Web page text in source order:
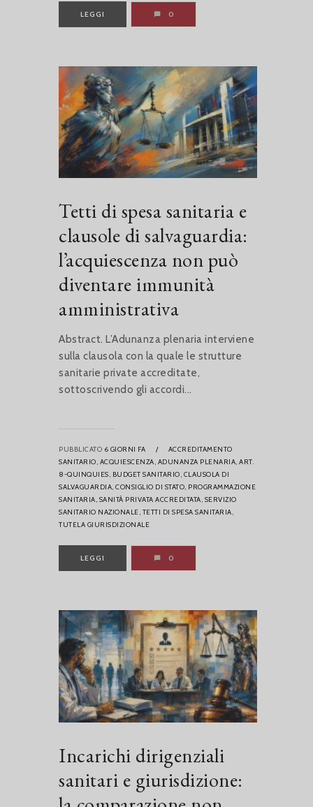
LEGGI 0
Tetti di spesa sanitaria e
clausole di salvaguardia:
l’acquiescenza non può
diventare immunità
amministrativa
Abstract. L’Adunanza plenaria interviene
sulla clausola con la quale le strutture
sanitarie private accreditate,
sottoscrivendo gli accordi...
PUBBLICATO 6 GIORNI FA /
ACCREDITAMENTO
SANITARIO, ACQUIESCENZA, ADUNANZA PLENARIA, ART.
8-QUINQUIES, BUDGET SANITARIO, CLAUSOLA DI
SALVAGUARDIA, CONSIGLIO DI STATO, PROGRAMMAZIONE
SANITARIA, SANITÀ PRIVATA ACCREDITATA, SERVIZIO
SANITARIO NAZIONALE, TETTI DI SPESA SANITARIA,
TUTELA GIURISDIZIONALE
LEGGI 0
Incarichi dirigenziali
sanitari e giurisdizione: